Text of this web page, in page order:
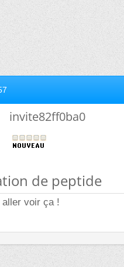
invite82ff0ba0
de peptide
voir ça !